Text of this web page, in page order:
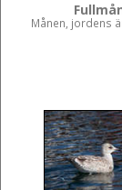
Månen, jordens